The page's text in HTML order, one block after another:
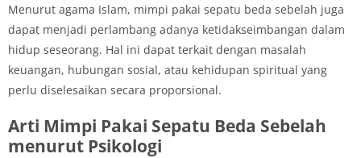
Menurut agama Islam, mimpi pakai sepatu beda sebelah juga
dapat menjadi perlambang adanya ketidakseimbangan dalam
hidup seseorang. Hal ini dapat terkait dengan masalah
keuangan, hubungan sosial, atau kehidupan spiritual yang
perlu diselesaikan secara proporsional.
Arti Mimpi Pakai Sepatu Beda Sebelah
menurut Psikologi